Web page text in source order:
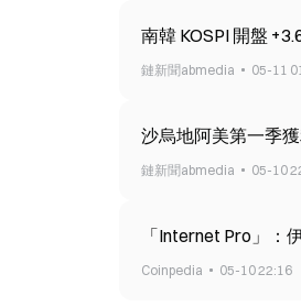
南韓 KOSPI 開盤
鏈新聞abmedia 05-11
沙烏地阿美第一季
鏈新聞abmedia 05-10
「Internet Pro」：
Coinpedia 05-10 22:16